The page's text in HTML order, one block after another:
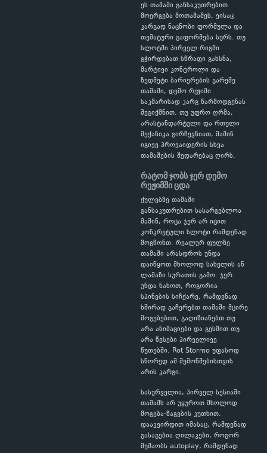
ეს თამაში განსაკუთრებით
მოერგება მოთამაშეს, ვისაც
კარგად ნაცნობი ფორმულა და
თემატური გაფორმება სურს. თუ
სლოტში პირველ რიგში
გჭირდებათ სწრაფი გახსნა,
მარტივი კონტროლი და
ზედმეტი ბარიერების გარეშე
თამაში, დემო რეჟიმი
საკმარისად კარგ წარმოდგენას
შეგიქმნით. თუ უფრო ღრმა,
არასტანდარტული და რთული
მექანიკა გირჩევნიათ, მაშინ
იგივე პროვაიდერის სხვა
თამაშების შედარებაც ღირს.
რატომ ჯობს ჯერ დემო
რეჟიმში ცდა
ქულებზე თამაში
განსაკუთრებით სასარგებლოა
მაშინ, როცა ჯერ არ იცით
კონკრეტული სლოტი რამდენად
მოგწონთ. რეალურ ფულზე
თამაში არასდროს უნდა
დაიწყოთ მხოლოდ სახელის ან
ლამაზი სურათის გამო. ჯერ
უნდა ნახოთ, როგორია
სპინების სიჩქარე, რამდენად
ხშირად გაჩერებთ თამაში მცირე
მოგებებით, გაღიზიანებთ თუ
არა ანიმაციები და გესმით თუ
არა წესები პირველივე
წუთებში. Rot Stormo უფასოდ
სწორედ ამ შემოწმებისთვის
არის კარგი.
სასურველია, პირველ სესიაში
თამაშს არ უყუროთ მხოლოდ
მოგება-წაგების კუთხით.
დააკვირდით იმასაც, რამდენად
გასაგებია ღილაკები, როგორ
მუშაობს autoplay, რამდენად